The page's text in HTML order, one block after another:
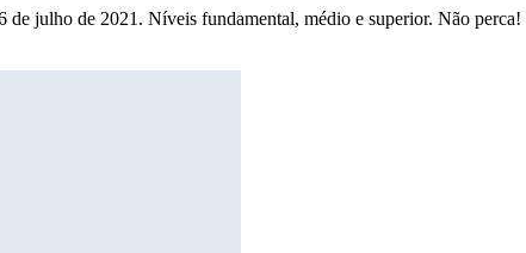
julho de 2021. Níveis fundamental, médio e superior. Não perca!